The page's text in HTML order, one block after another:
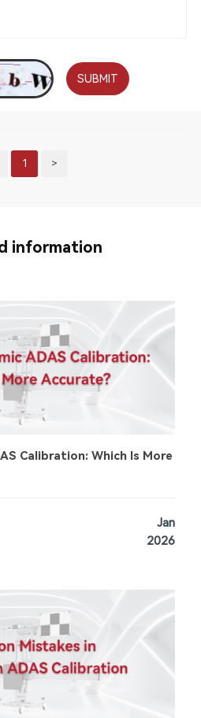
SUBMIT
1 >
information
Calibration: Which Is More
Jan
2026